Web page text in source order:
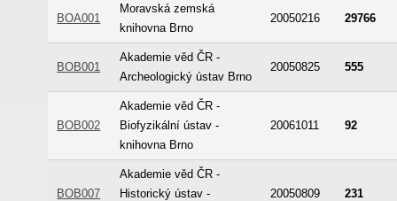
BOA001
Moravská zemská
knihovna Brno
20050216 29766
BOB001
Akademie věd ČR -
Archeologický ústav Brno
20050825 555
BOB002
Akademie věd ČR -
Biofyzikální ústav -
knihovna Brno
20061011 92
BOB007
Akademie věd ČR -
Historický ústav -
20050809 231